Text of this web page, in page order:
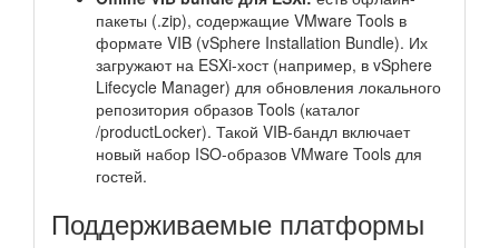
пакеты (.zip), содержащие VMware Tools в
формате VIB (vSphere Installation Bundle). Их
загружают на ESXi-хост (например, в vSphere
Lifecycle Manager) для обновления локального
репозитория образов Tools (каталог
/productLocker). Такой VIB-бандл включает
новый набор ISO-образов VMware Tools для
гостей.
Поддерживаемые платформы